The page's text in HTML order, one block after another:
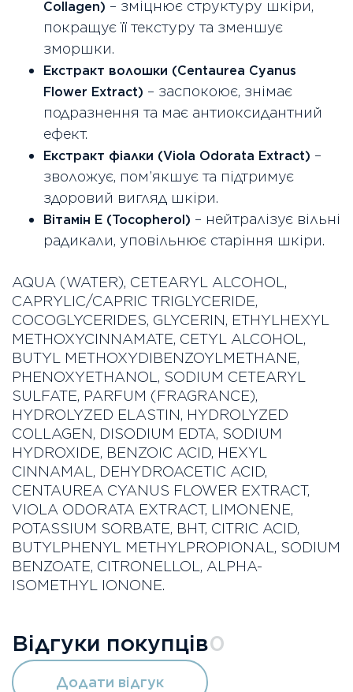
Collagen) – зміцнює структуру шкіри,
покращує її текстуру та зменшує
зморшки.
Екстракт волошки (Centaurea Cyanus
Flower Extract) – заспокоює, знімає
подразнення та має антиоксидантний
ефект.
Екстракт фіалки (Viola Odorata Extract) –
зволожує, пом’якшує та підтримує
здоровий вигляд шкіри.
Вітамін Е (Tocopherol) – нейтралізує вільні
радикали, уповільнює старіння шкіри.
AQUA (WATER), CETEARYL ALCOHOL,
CAPRYLIC/CAPRIC TRIGLYCERIDE,
COCOGLYCERIDES, GLYCERIN, ETHYLHEXYL
METHOXYCINNAMATE, CETYL ALCOHOL,
BUTYL METHOXYDIBENZOYLMETHANE,
PHENOXYETHANOL, SODIUM CETEARYL
SULFATE, PARFUM (FRAGRANCE),
HYDROLYZED ELASTIN, HYDROLYZED
COLLAGEN, DISODIUM EDTA, SODIUM
HYDROXIDE, BENZOIC ACID, HEXYL
CINNAMAL, DEHYDROACETIC ACID,
CENTAUREA CYANUS FLOWER EXTRACT,
VIOLA ODORATA EXTRACT, LIMONENE,
POTASSIUM SORBATE, BHT, CITRIC ACID,
BUTYLPHENYL METHYLPROPIONAL, SODIUM
BENZOATE, CITRONELLOL, ALPHA-
ISOMETHYL IONONE.
Відгуки покупців0
Додати відгук